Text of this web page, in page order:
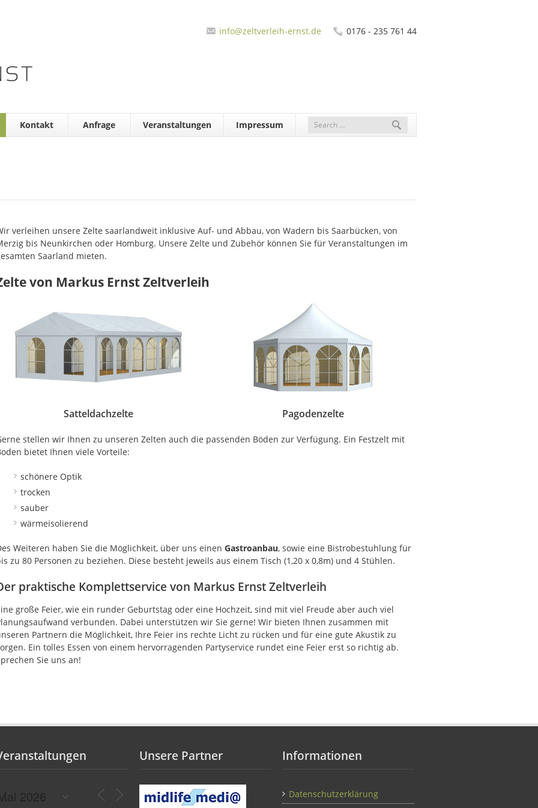
0176 - 235 761 44
info@zeltverleih-ernst.de
Kontakt Anfrage Veranstaltungen Impressum
verleihen unsere Zelte saarlandweit inklusive Auf- und Abbau, von Wadern bis Saarbücken, von
bis Neunkirchen oder Homburg. Unsere Zelte und Zubehör können Sie für Veranstaltungen im
Saarland mieten.
von Markus Ernst Zeltverleih
Satteldachzelte Pagodenzelte
stellen wir Ihnen zu unseren Zelten auch die passenden Böden zur Verfügung. Ein Festzelt mit
bietet Ihnen viele Vorteile:
schönere Optik
trocken
sauber
wärmeisolierend
Weiteren haben Sie die Möglichkeit, über uns einen Gastroanbau, sowie eine Bistrobestuhlung für
zu 80 Personen zu beziehen. Diese besteht jeweils aus einem Tisch (1,20 x 0,8m) und 4 Stühlen.
praktische Komplettservice von Markus Ernst Zeltverleih
große Feier, wie ein runder Geburtstag oder eine Hochzeit, sind mit viel Freude aber auch viel
verbunden. Dabei unterstützen wir Sie gerne! Wir bieten Ihnen zusammen mit
Partnern die Möglichkeit, Ihre Feier ins rechte Licht zu rücken und für eine gute Akustik zu
Ein tolles Essen von einem hervorragenden Partyservice rundet eine Feier erst so richtig ab.
Sie uns an!
Unsere Partner Informationen
Datenschutzerklärung